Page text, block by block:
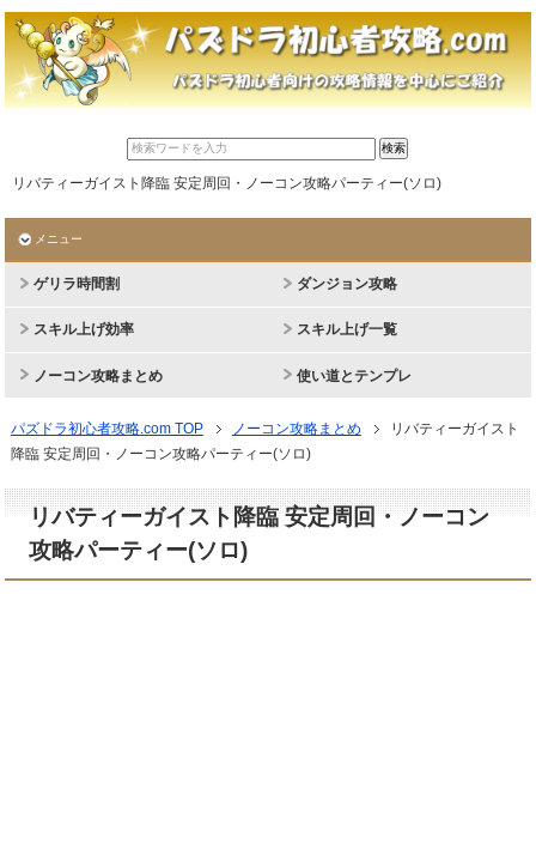
リバティーガイスト降臨 安定周回・ノーコン攻略パーティー(ソロ)
メニュー
ゲリラ時間割 ダンジョン攻略
スキル上げ効率 スキル上げ一覧
ノーコン攻略まとめ 使い道とテンプレ
パズドラ初心者攻略.com TOP ノーコン攻略まとめ
リバティーガイスト
降臨 安定周回・ノーコン攻略パーティー(ソロ)
リバティーガイスト降臨 安定周回・ノーコン
攻略パーティー(ソロ)